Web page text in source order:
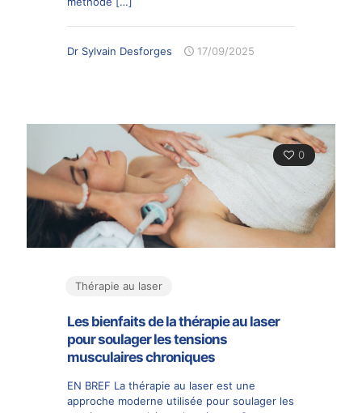
Dr Sylvain Desforges 17/09/2025
0
Thérapie au laser
Les bienfaits de la thérapie au laser
pour soulager les tensions
musculaires chroniques
EN BREF La thérapie au laser est une
approche moderne utilisée pour soulager les